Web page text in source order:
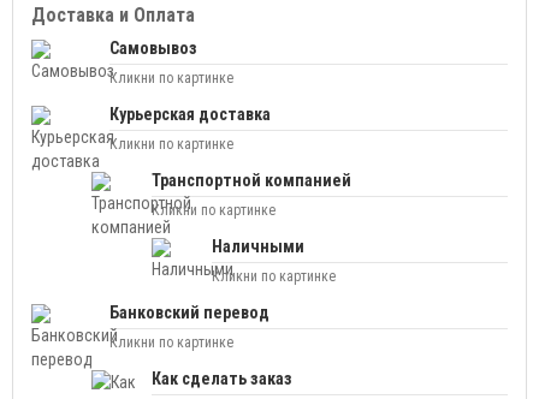
Доставка и Оплата
Самовывоз
Кликни по картинке
Курьерская доставка
Кликни по картинке
Транспортной компанией
Кликни по картинке
Наличными
Кликни по картинке
Банковский перевод
Кликни по картинке
Как сделать заказ